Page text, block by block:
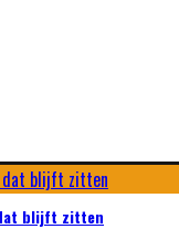
blijft zitten